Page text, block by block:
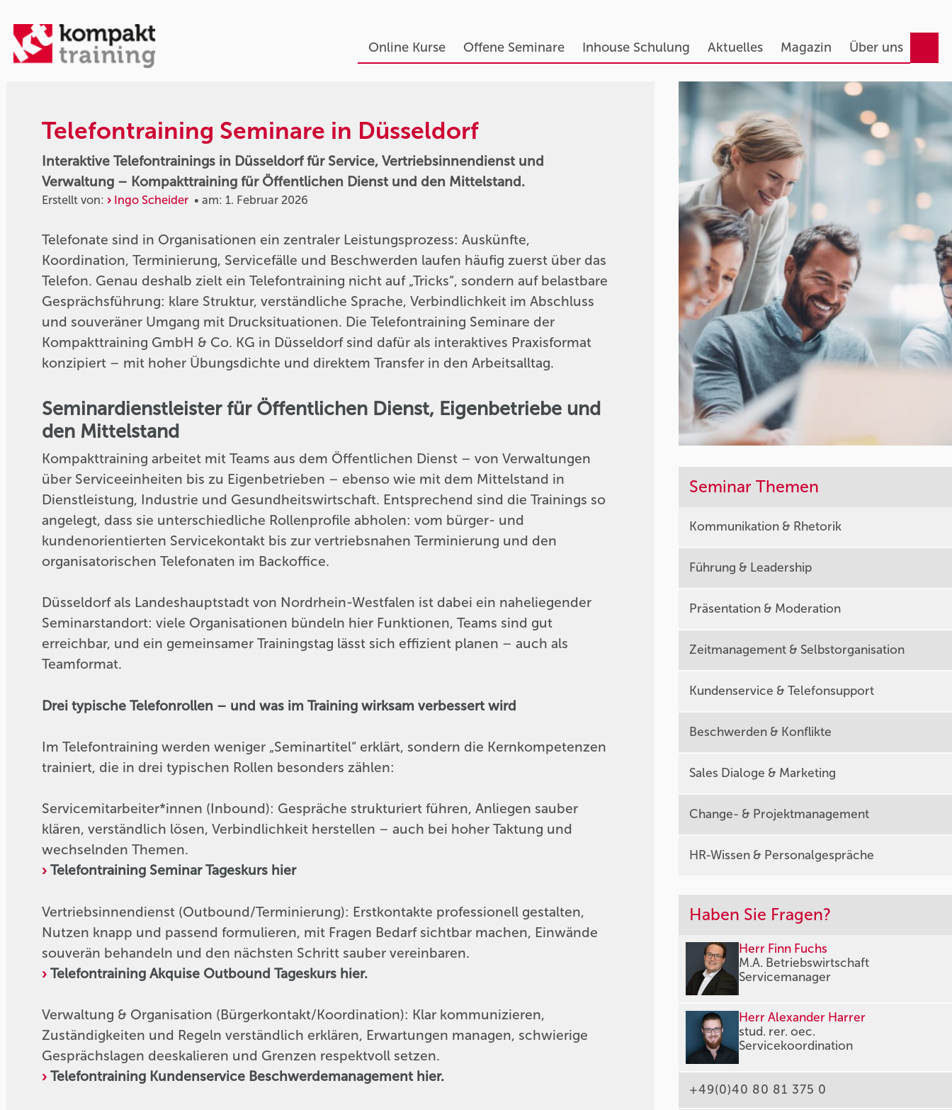
Online Kurse Offene Seminare Inhouse Schulung Aktuelles Magazin Über uns
Seminar Themen
Kommunikation & Rhetorik
Führung & Leadership
Präsentation & Moderation
Zeitmanagement & Selbstorganisation
Kundenservice & Telefonsupport
Beschwerden & Konflikte
Sales Dialoge & Marketing
Change- & Projektmanagement
HR-Wissen & Personalgespräche
Haben Sie Fragen?
Herr Finn Fuchs
M.A. Betriebswirtschaft
Servicemanager
Herr Alexander Harrer
stud. rer. oec.
Servicekoordination
+49(0)40 80 81 375 0
Telefontraining Seminare in Düsseldorf
Interaktive Telefontrainings in Düsseldorf für Service, Vertriebsinnendienst und
Verwaltung – Kompakttraining für Öffentlichen Dienst und den Mittelstand.
Erstellt von: Ingo Scheider • am: 1. Februar 2026
Telefonate sind in Organisationen ein zentraler Leistungsprozess: Auskünfte,
Koordination, Terminierung, Servicefälle und Beschwerden laufen häufig zuerst über das
Telefon. Genau deshalb zielt ein Telefontraining nicht auf „Tricks“, sondern auf belastbare
Gesprächsführung: klare Struktur, verständliche Sprache, Verbindlichkeit im Abschluss
und souveräner Umgang mit Drucksituationen. Die Telefontraining Seminare der
Kompakttraining GmbH & Co. KG in Düsseldorf sind dafür als interaktives Praxisformat
konzipiert – mit hoher Übungsdichte und direktem Transfer in den Arbeitsalltag.
Seminardienstleister für Öffentlichen Dienst, Eigenbetriebe und
den Mittelstand
Kompakttraining arbeitet mit Teams aus dem Öffentlichen Dienst – von Verwaltungen
über Serviceeinheiten bis zu Eigenbetrieben – ebenso wie mit dem Mittelstand in
Dienstleistung, Industrie und Gesundheitswirtschaft. Entsprechend sind die Trainings so
angelegt, dass sie unterschiedliche Rollenprofile abholen: vom bürger- und
kundenorientierten Servicekontakt bis zur vertriebsnahen Terminierung und den
organisatorischen Telefonaten im Backoffice.
Düsseldorf als Landeshauptstadt von Nordrhein-Westfalen ist dabei ein naheliegender
Seminarstandort: viele Organisationen bündeln hier Funktionen, Teams sind gut
erreichbar, und ein gemeinsamer Trainingstag lässt sich effizient planen – auch als
Teamformat.
Drei typische Telefonrollen – und was im Training wirksam verbessert wird
Im Telefontraining werden weniger „Seminartitel“ erklärt, sondern die Kernkompetenzen
trainiert, die in drei typischen Rollen besonders zählen:
Servicemitarbeiter*innen (Inbound): Gespräche strukturiert führen, Anliegen sauber
klären, verständlich lösen, Verbindlichkeit herstellen – auch bei hoher Taktung und
wechselnden Themen.
Telefontraining Seminar Tageskurs hier
Vertriebsinnendienst (Outbound/Terminierung): Erstkontakte professionell gestalten,
Nutzen knapp und passend formulieren, mit Fragen Bedarf sichtbar machen, Einwände
souverän behandeln und den nächsten Schritt sauber vereinbaren.
Telefontraining Akquise Outbound Tageskurs hier.
Verwaltung & Organisation (Bürgerkontakt/Koordination): Klar kommunizieren,
Zuständigkeiten und Regeln verständlich erklären, Erwartungen managen, schwierige
Gesprächslagen deeskalieren und Grenzen respektvoll setzen.
Telefontraining Kundenservice Beschwerdemanagement hier.